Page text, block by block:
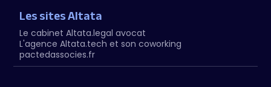
Les sites Altata
Le cabinet Altata.legal avocat
L'agence Altata.tech et son coworking
pactedassocies.fr